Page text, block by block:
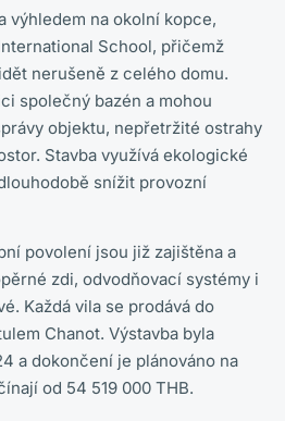
výhledem na okolní kopce,
School, přičemž
nerušeně z celého domu.
společný bazén a mohou
objektu, nepřetržité ostrahy
Stavba využívá ekologické
snížit provozní
povolení jsou již zajištěna a
zdi, odvodňovací systémy i
Každá vila se prodává do
Chanot. Výstavba byla
a dokončení je plánováno na
od 54 519 000 THB.